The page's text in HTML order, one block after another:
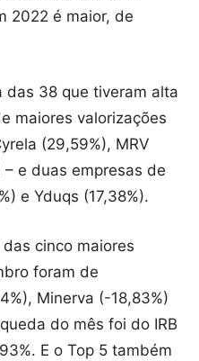
2022 é maior, de
das 38 que tiveram alta
maiores valorizações
(29,59%), MRV
– e duas empresas de
e Yduqs (17,38%).
cinco maiores
foram de
Minerva (-18,83%)
do mês foi do IRB
E o Top 5 também